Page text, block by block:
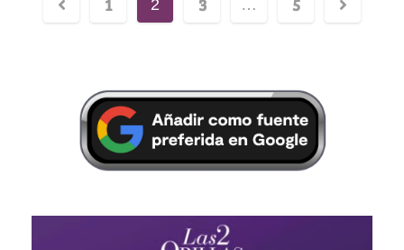
1 2 3 … 5